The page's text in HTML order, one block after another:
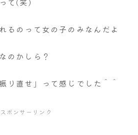
るのって女の子のみなんだよ
のかしら？
り直せ」って感じでした＾＾
スポンサーリンク